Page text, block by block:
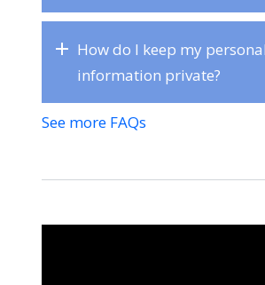
How do I keep my personal
information private?
See more FAQs